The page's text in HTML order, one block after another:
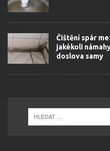
Čištění spár
jakékoli
doslova samy